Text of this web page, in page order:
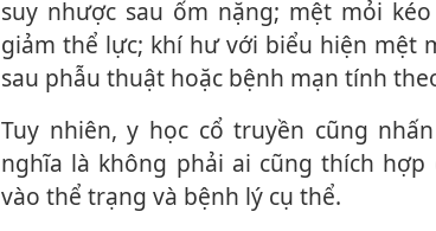
suy nhược sau ốm nặng; mệt mỏi
giảm thể lực; khí hư với biểu hiện mệt
sau phẫu thuật hoặc bệnh mạn tính
Tuy nhiên, y học cổ truyền cũng nhấn mạnh nguyên tắc "biện chứng luận trị",
nghĩa là không phải ai cũng thích
vào thể trạng và bệnh lý cụ thể.